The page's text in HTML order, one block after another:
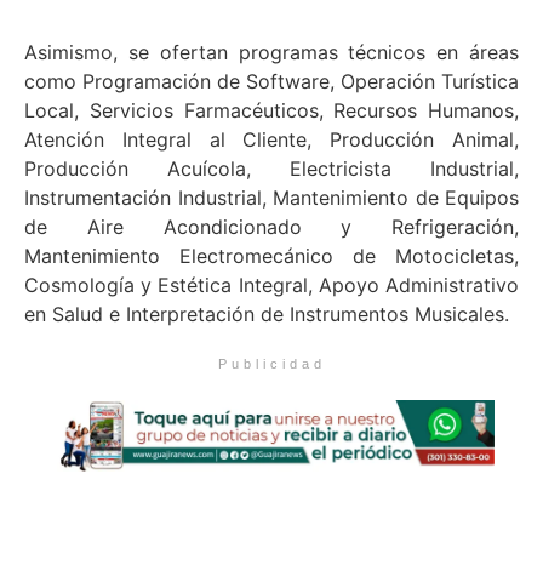
Asimismo, se ofertan programas técnicos en áreas
como Programación de Software, Operación Turística
Local, Servicios Farmacéuticos, Recursos Humanos,
Atención Integral al Cliente, Producción Animal,
Producción Acuícola, Electricista Industrial,
Instrumentación Industrial, Mantenimiento de Equipos
de Aire Acondicionado y Refrigeración,
Mantenimiento Electromecánico de Motocicletas,
Cosmología y Estética Integral, Apoyo Administrativo
en Salud e Interpretación de Instrumentos Musicales.
Publicidad